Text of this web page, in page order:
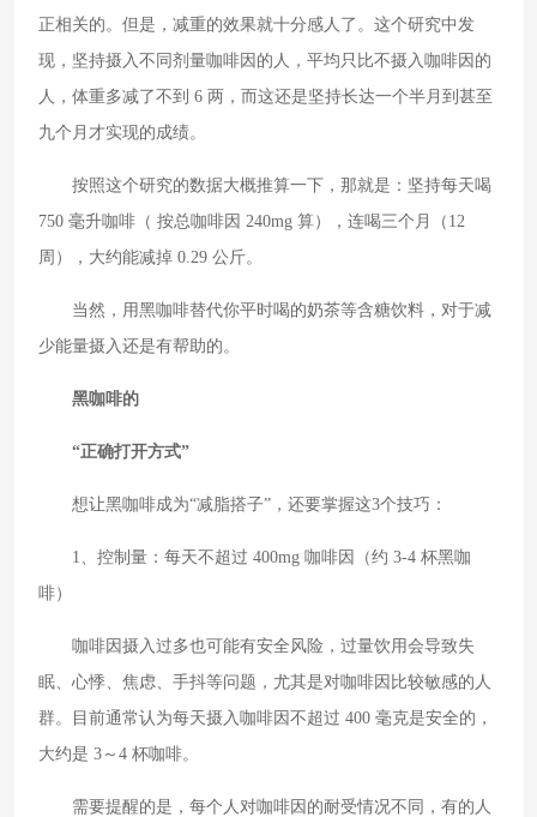
正相关的。但是，减重的效果就十分感人了。这个研究中发
现，坚持摄入不同剂量咖啡因的人，平均只比不摄入咖啡因的
人，体重多减了不到 6 两，而这还是坚持长达一个半月到甚至
九个月才实现的成绩。
按照这个研究的数据大概推算一下，那就是：坚持每天喝
750 毫升咖啡（ 按总咖啡因 240mg 算），连喝三个月（12
周），大约能减掉 0.29 公斤。
当然，用黑咖啡替代你平时喝的奶茶等含糖饮料，对于减
少能量摄入还是有帮助的。
黑咖啡的
“正确打开方式”
想让黑咖啡成为“减脂搭子”，还要掌握这3个技巧：
1、控制量：每天不超过 400mg 咖啡因（约 3-4 杯黑咖
啡）
咖啡因摄入过多也可能有安全风险，过量饮用会导致失
眠、心悸、焦虑、手抖等问题，尤其是对咖啡因比较敏感的人
群。目前通常认为每天摄入咖啡因不超过 400 毫克是安全的，
大约是 3～4 杯咖啡。
需要提醒的是，每个人对咖啡因的耐受情况不同，有的人